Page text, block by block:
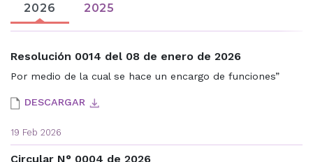
2026 2025
Resolución 0014 del 08 de enero de 2026
Por medio de la cual se hace un encargo de funciones”
DESCARGAR
19 Feb 2026
Circular N° 0004 de 2026